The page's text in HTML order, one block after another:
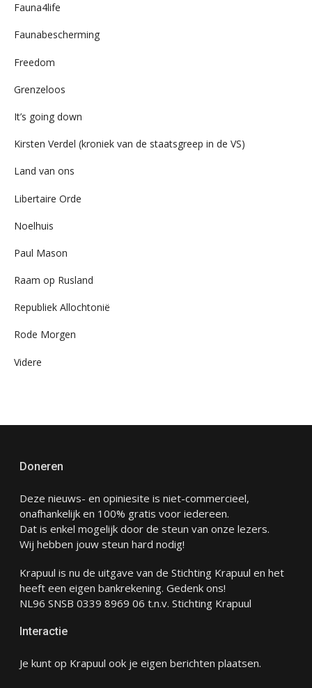
Fauna4life
Faunabescherming
Freedom
Grenzeloos
It’s going down
Kirsten Verdel (kroniek van de staatsgreep in de VS)
Land van ons
Libertaire Orde
Noelhuis
Paul Mason
Raam op Rusland
Republiek Allochtonië
Rode Morgen
Videre
Doneren
Deze nieuws- en opiniesite is niet-commercieel,
onafhankelijk en 100% gratis voor iedereen.
Dat is enkel mogelijk door de steun van onze lezers.
Wij hebben jouw steun hard nodig!
Krapuul is nu de uitgave van de Stichting Krapuul en het
heeft een eigen bankrekening. Gedenk ons!
NL96 SNSB 0339 8969 06 t.n.v. Stichting Krapuul
Interactie
Je kunt op Krapuul ook je eigen berichten plaatsen.